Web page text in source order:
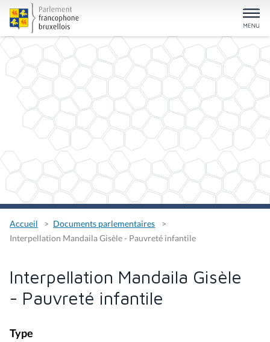
Accueil
Documents parlementaires
Interpellation Mandaila Gisèle - Pauvreté infantile
Interpellation Mandaila Gisèle
- Pauvreté infantile
Type